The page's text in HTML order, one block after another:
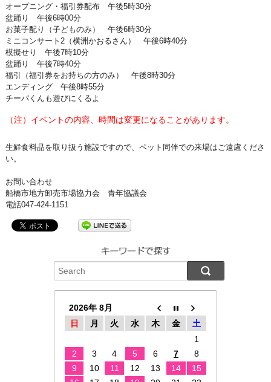
オープニング・福引券配布 午後5時30分
盆踊り 午後6時00分
お菓子配り（子どものみ） 午後6時30分
ミニコンサート2（横洲かおるさん） 午後6時40分
模擬せり 午後7時10分
盆踊り 午後7時40分
福引（福引券をお持ちの方のみ） 午後8時30分
エンディング 午後8時55分
チーバくんも遊びにくるよ
（注）イベントの内容、時間は変更になることがあります。
生鮮食料品を取り扱う施設ですので、ペット同伴での来場はご遠慮くださ
い。
お問い合わせ
船橋市地方卸売市場協力会 青年協議会
電話047-424-1151
2026年 8月
日
月 火 水 木 金
土
1
2
3 4 5 6 7
8
9
10 11 12 13 14
15